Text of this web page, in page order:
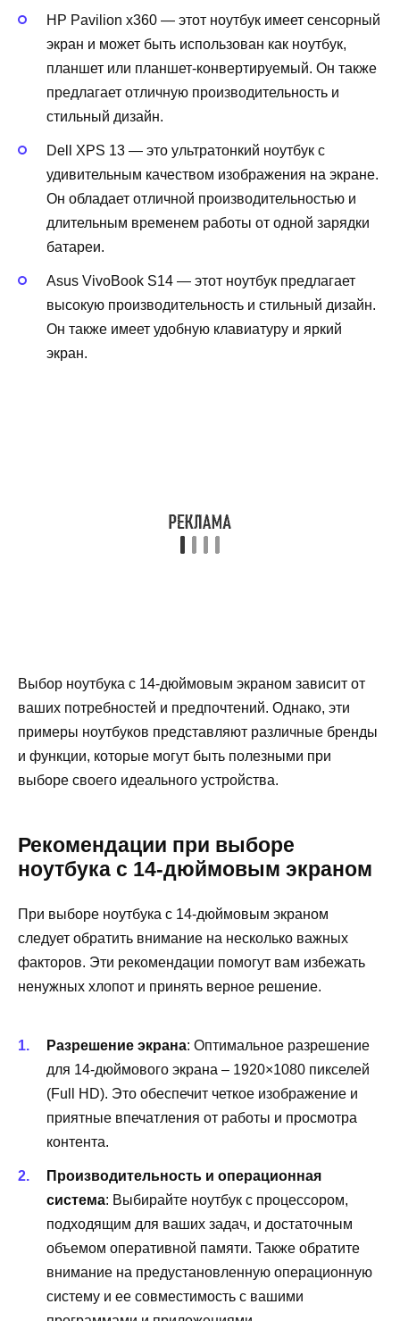
HP Pavilion x360 — этот ноутбук имеет сенсорный
экран и может быть использован как ноутбук,
планшет или планшет-конвертируемый. Он также
предлагает отличную производительность и
стильный дизайн.
Dell XPS 13 — это ультратонкий ноутбук с
удивительным качеством изображения на экране.
Он обладает отличной производительностью и
длительным временем работы от одной зарядки
батареи.
Asus VivoBook S14 — этот ноутбук предлагает
высокую производительность и стильный дизайн.
Он также имеет удобную клавиатуру и яркий
экран.
Выбор ноутбука с 14-дюймовым экраном зависит от
ваших потребностей и предпочтений. Однако, эти
примеры ноутбуков представляют различные бренды
и функции, которые могут быть полезными при
выборе своего идеального устройства.
Рекомендации при выборе
ноутбука с 14-дюймовым экраном
При выборе ноутбука с 14-дюймовым экраном
следует обратить внимание на несколько важных
факторов. Эти рекомендации помогут вам избежать
ненужных хлопот и принять верное решение.
Разрешение экрана: Оптимальное разрешение
для 14-дюймового экрана – 1920×1080 пикселей
(Full HD). Это обеспечит четкое изображение и
приятные впечатления от работы и просмотра
контента.
Производительность и операционная
система: Выбирайте ноутбук с процессором,
подходящим для ваших задач, и достаточным
объемом оперативной памяти. Также обратите
внимание на предустановленную операционную
систему и ее совместимость с вашими